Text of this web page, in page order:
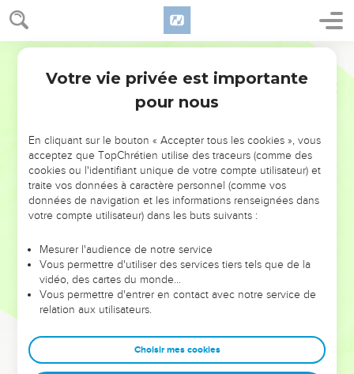
NE MANQUEZ PAS L’ÉVÉNEMENT
DE L’ANNÉE !
ET SI LEURS ERREURS POUVAIENT VOUS ÉVITER LES
VOTRES ?
leur foi ou leur vision. Mais on voit moins les doutes, les erreurs
et les saisons difficiles qu'ils ont traversés, alors même que ce
sont elles qui les ont façonnés.
Dans cette conférence, leaders, entrepreneurs, et responsables
clés pour avancer avec plus de sagesse afin que leurs erreurs
deviennent vos tremplins. Que vous guidiez un ministère, une
Votre vie privée est importante
pour nous
En cliquant sur le bouton « Accepter tous les cookies », vous
acceptez que TopChrétien utilise des traceurs (comme des
cookies ou l'identifiant unique de votre compte utilisateur) et
traite vos données à caractère personnel (comme vos
données de navigation et les informations renseignées dans
votre compte utilisateur) dans les buts suivants :
Mesurer l'audience de notre service
Vous permettre d'utiliser des services tiers tels que de la
vidéo, des cartes du monde…
Vous permettre d'entrer en contact avec notre service de
relation aux utilisateurs.
Choisir mes cookies